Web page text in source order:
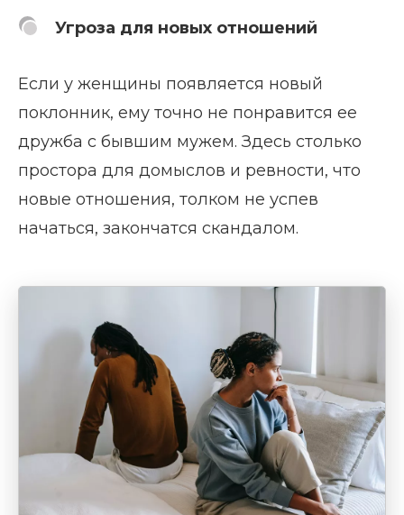
Угроза для новых отношений
Если у женщины появляется новый
поклонник, ему точно не понравится ее
дружба с бывшим мужем. Здесь столько
простора для домыслов и ревности, что
новые отношения, толком не успев
начаться, закончатся скандалом.